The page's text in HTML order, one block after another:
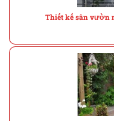
Thiết kế sân vườn